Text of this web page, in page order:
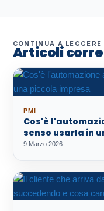
CONTINUA A LEGGERE
Articoli
PMI
Cos'è
senso usarla in
9 Marzo 2026